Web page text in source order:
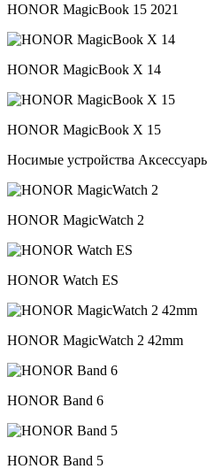
HONOR MagicBook 15 2021
HONOR MagicBook X 14
HONOR MagicBook X 15
Носимые устройства
HONOR MagicWatch 2
HONOR Watch ES
HONOR MagicWatch 2 42mm
HONOR Band 6
HONOR Band 5